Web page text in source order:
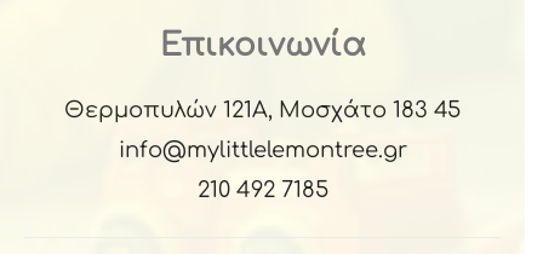
Επικοινωνία
Θερμοπυλών 121Α, Μοσχάτο 183 45
info@mylittlelemontree.gr
210 492 7185